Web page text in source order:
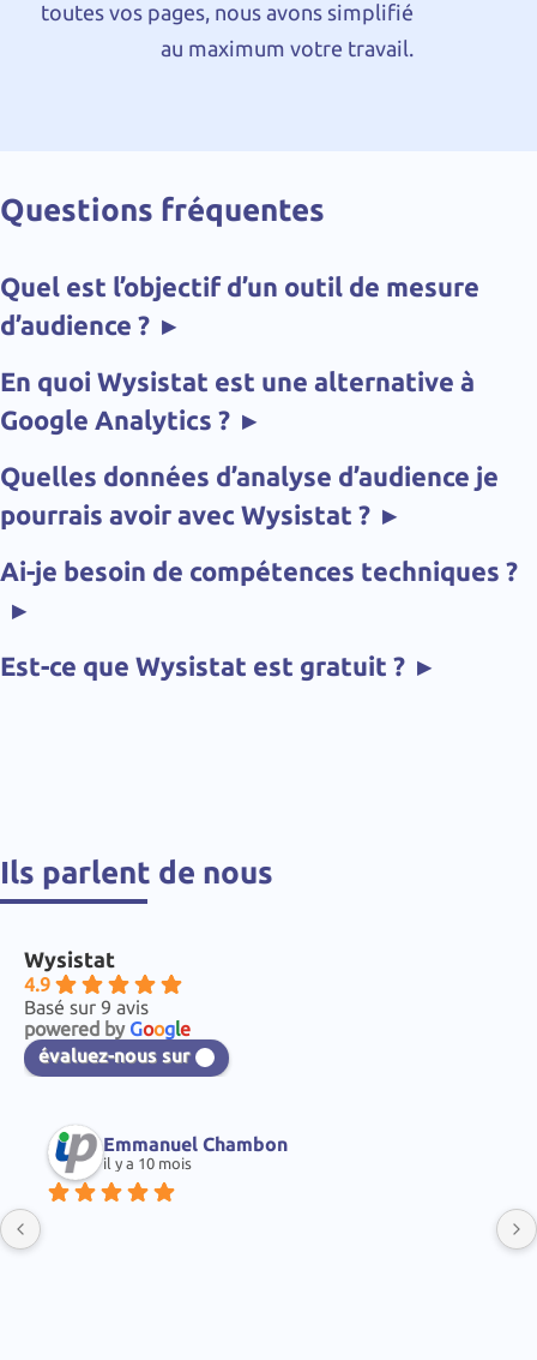
toutes vos pages, nous avons simplifié
au maximum votre travail.
Questions fréquentes
Quel est l’objectif d’un outil de mesure
d’audience ? ▸
En quoi Wysistat est une alternative à
Google Analytics ? ▸
Quelles données d’analyse d’audience je
pourrais avoir avec Wysistat ? ▸
Ai-je besoin de compétences techniques ?
▸
Est-ce que Wysistat est gratuit ? ▸
Ils parlent de nous
Wysistat
4.9
Basé sur 9 avis
powered by Google
évaluez-nous sur
Correspond à mes